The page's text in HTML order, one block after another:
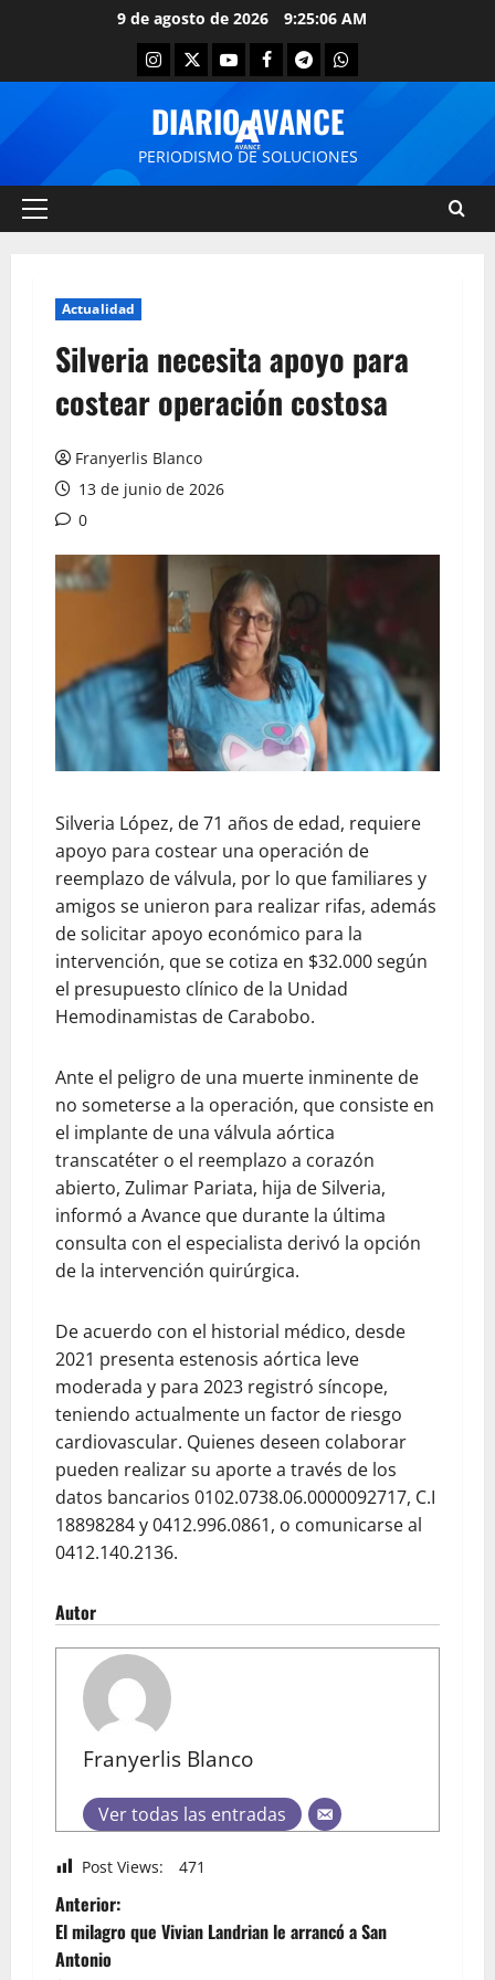
9 de agosto de 2026 9:25:06 AM
DIARIO AVANCE
PERIODISMO DE SOLUCIONES
Actualidad
Silveria necesita apoyo para
costear operación costosa
Franyerlis Blanco
13 de junio de 2026
0
Silveria López, de 71 años de edad, requiere
apoyo para costear una operación de
reemplazo de válvula, por lo que familiares y
amigos se unieron para realizar rifas, además
de solicitar apoyo económico para la
intervención, que se cotiza en $32.000 según
el presupuesto clínico de la Unidad
Hemodinamistas de Carabobo.
Ante el peligro de una muerte inminente de
no someterse a la operación, que consiste en
el implante de una válvula aórtica
transcatéter o el reemplazo a corazón
abierto, Zulimar Pariata, hija de Silveria,
informó a Avance que durante la última
consulta con el especialista derivó la opción
de la intervención quirúrgica.
De acuerdo con el historial médico, desde
2021 presenta estenosis aórtica leve
moderada y para 2023 registró síncope,
teniendo actualmente un factor de riesgo
cardiovascular. Quienes deseen colaborar
pueden realizar su aporte a través de los
datos bancarios 0102.0738.06.0000092717, C.I
18898284 y 0412.996.0861, o comunicarse al
0412.140.2136.
Autor
Franyerlis Blanco
Ver todas las entradas
Post Views: 471
Anterior:
El milagro que Vivian Landrian le arrancó a San
Antonio